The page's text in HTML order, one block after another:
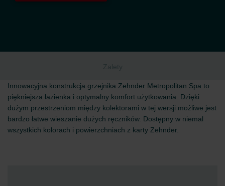
Zalety
Innowacyjna konstrukcja grzejnika Zehnder Metropolitan Spa to
piękniejsza łazienka i optymalny komfort użytkowania. Dzięki
dużym przestrzeniom między kolektorami w tej wersji możliwe jest
bardzo łatwe wieszanie dużych ręczników. Dostępny w niemal
wszystkich kolorach i powierzchniach z karty Zehnder.